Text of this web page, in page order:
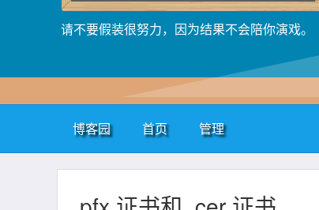
请不要假装很努力，因为结果不会陪你演戏。
博客园 首页 管理